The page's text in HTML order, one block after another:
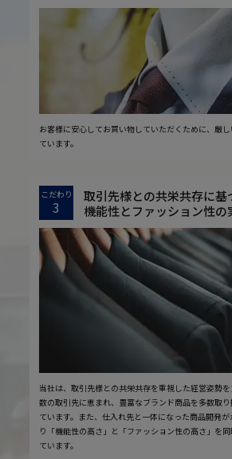
お客様に安心してお買い物していただくために、厳
ています。
こだわり
3
取引先様との共栄共存に基
機能性とファッション性の
当社は、取引先様との共栄共存を重視した経営姿勢
数の取引先に恵まれ、豊富なブランド商品を多数取
ています。また、仕入れ先と一体になった商品開発
り「機能性の高さ」と「ファッション性の高さ」を
ています。